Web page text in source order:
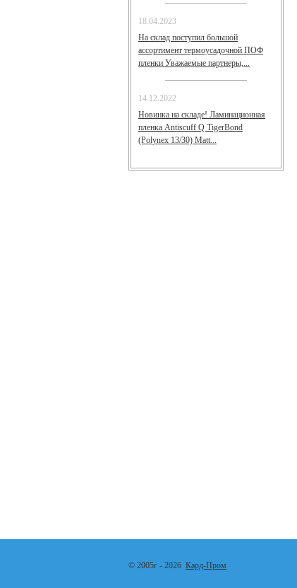
18.04.2023
На склад поступил большой
ассортимент термоусадочной ПОФ
пленки Уважаемые партнеры,...
14.12.2022
Новинка на складе! Ламинационная
пленка Antiscuff Q TigerBond
(Polynex 13/30) Matt...
© 2005г - 2026 Кард-Пром